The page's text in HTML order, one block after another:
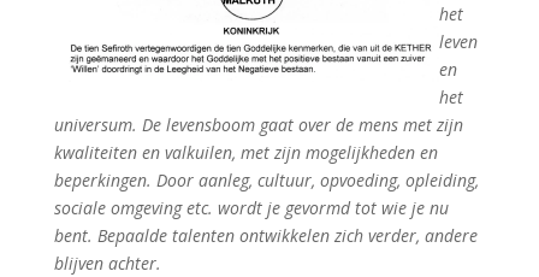
het
leven
en
het
universum. De levensboom gaat over de mens met zijn
kwaliteiten en valkuilen, met zijn mogelijkheden en
beperkingen. Door aanleg, cultuur, opvoeding, opleiding,
sociale omgeving etc. wordt je gevormd tot wie je nu
bent. Bepaalde talenten ontwikkelen zich verder, andere
blijven achter.